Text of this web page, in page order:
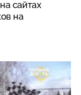
сайтах
на